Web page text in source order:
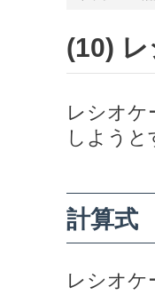
(10)
レシオケ
しよう
計算式
レシオケ